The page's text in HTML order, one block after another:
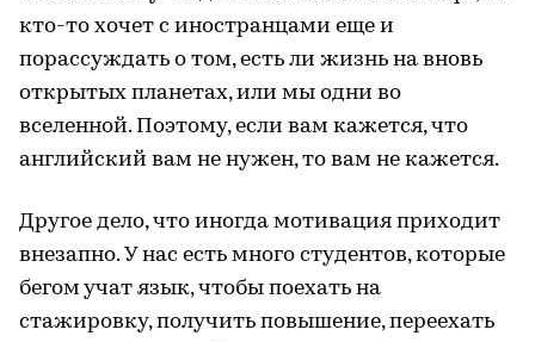
кто-то хочет с иностранцами еще и
порассуждать о том, есть ли жизнь на вновь
открытых планетах, или мы одни во
вселенной. Поэтому, если вам кажется, что
английский вам не нужен, то вам не кажется.
Другое дело, что иногда мотивация приходит
внезапно. У нас есть много студентов, которые
бегом учат язык, чтобы поехать на
стажировку, получить повышение, переехать